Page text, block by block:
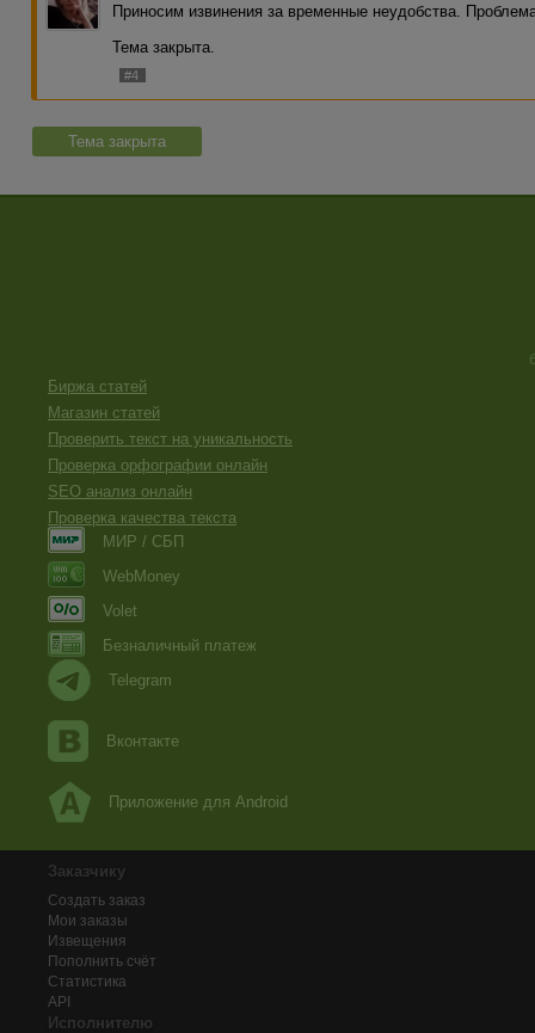
Приносим извинения за временные неудобства.
Тема закрыта.
#4
Тема закрыта
Биржа статей
Магазин статей
Проверить текст на уникальность
Проверка орфографии онлайн
SEO анализ онлайн
Проверка качества текста
МИР / СБП
WebMoney
Volet
Безналичный платеж
Telegram
Вконтакте
Приложение для Android
Заказчику
Создать заказ
Мои заказы
Извещения
Пополнить счёт
Статистика
API
Исполнителю